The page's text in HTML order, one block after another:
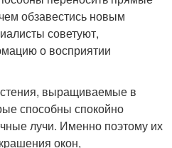
обзавестись новым
советуют,
о восприятии
выращиваемые в
способны спокойно
лучи. Именно поэтому их
окон,